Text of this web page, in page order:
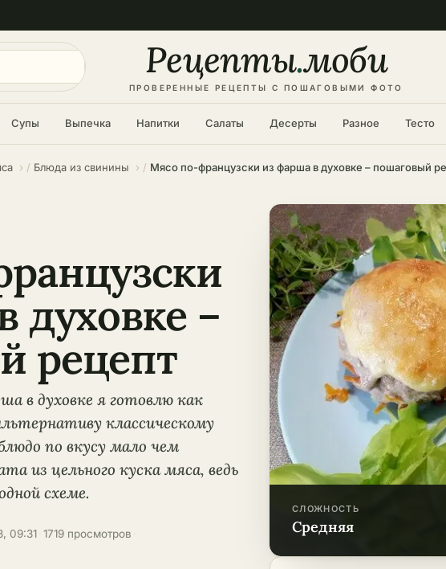
Рецепты.моби
ПРОВЕРЕННЫЕ РЕЦЕПТЫ С ПОШАГОВЫМИ ФОТО
Супы Выпечка Напитки Салаты Десерты Разное Тесто
Блюда из свинины Мясо по-французски из фарша в духовке – пошаговый
СЛОЖНОСТЬ
средняя
духовке –
рецепт
в духовке я готовлю как
классическому
по вкусу мало чем
из цельного куска мяса, ведь
схеме.
09:31 1719 просмотров